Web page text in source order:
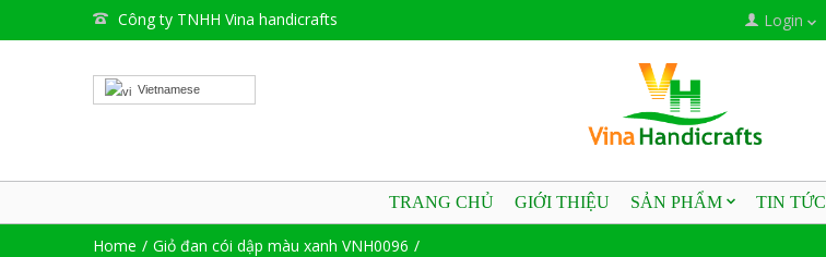
Công ty TNHH Vina handicrafts Login
Vietnamese
TRANG CHỦ GIỚI THIỆU SẢN PHẨM TIN TỨC
Home Giỏ đan cói dập màu xanh VNH0096